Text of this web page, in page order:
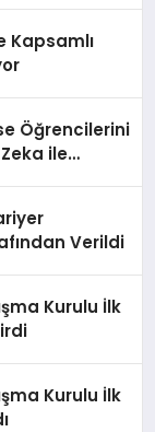
Kapsamlı
Öğrencilerini
ile
Verildi
Kurulu İlk
Kurulu İlk